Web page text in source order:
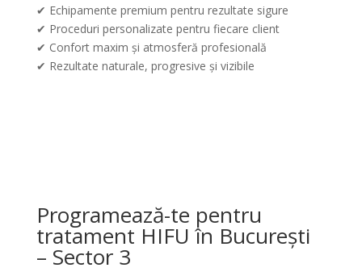
✔ Echipamente premium pentru rezultate sigure
✔ Proceduri personalizate pentru fiecare client
✔ Confort maxim și atmosferă profesională
✔ Rezultate naturale, progresive și vizibile
Programează-te pentru
tratament HIFU în București
– Sector 3